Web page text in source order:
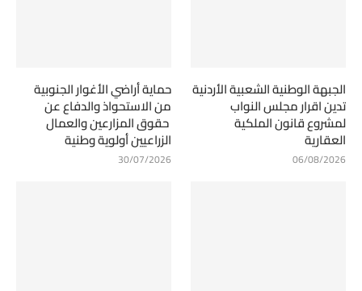
الجبهة الوطنية الشعبية الأردنية
تدين اقرار مجلس النواب
لمشروع قانون الملكية
العقارية
06/08/2026
حماية أراضي الأغوار الجنوبية
من الاستحواذ والدفاع عن
حقوق المزارعين والعمال
الزراعيين أولوية وطنية
30/07/2026